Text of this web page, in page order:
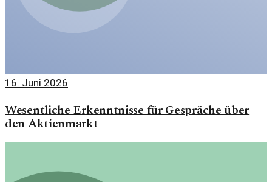
16. Juni 2026
Wesentliche Erkenntnisse für Gespräche über
den Aktienmarkt